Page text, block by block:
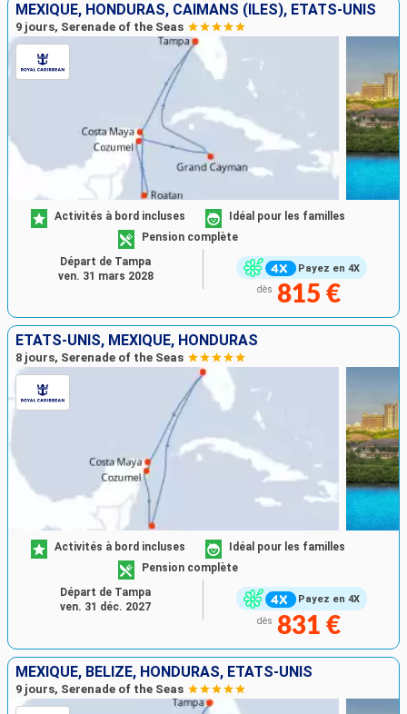
MEXIQUE, HONDURAS, CAÏMANS (ÎLES), ÉTATS-UNIS
9 jours, Serenade of the Seas
Payez en 4X
Activités à bord incluses
Idéal pour les familles
Pension complète
dès 815 €
Départ de Tampa
ven. 31 mars 2028
ÉTATS-UNIS, MEXIQUE, HONDURAS
8 jours, Serenade of the Seas
Payez en 4X
Activités à bord incluses
Idéal pour les familles
Pension complète
dès 831 €
Départ de Tampa
ven. 31 déc. 2027
MEXIQUE, BELIZE, HONDURAS, ÉTATS-UNIS
9 jours, Serenade of the Seas